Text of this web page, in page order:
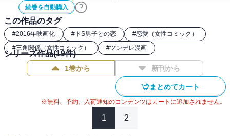
続巻を自動購入
この作品のタグ
#2016年映画化 # ドS男子との恋 #恋愛（女性コミック）
#三角関係（女性コミック） #ツンデレ漫画
シリーズ作品(19件)
1巻から 新刊から
まとめてカート
※無料、予約、入荷通知のコンテンツはカートに追加されません。
1 2